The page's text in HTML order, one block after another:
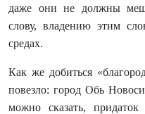
даже они не должны
слову, владению этим
средах.
Как же добиться
повезло: город Обь
можно сказать,